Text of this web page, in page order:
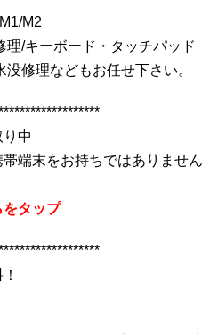
M2
/キーボード・タッチパッド
修理などもお任せ下さい。
中
端末をお持ちではありません
をタップ